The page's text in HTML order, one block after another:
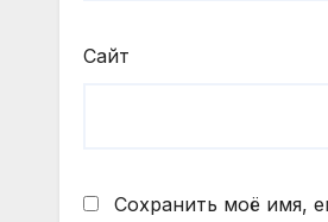
Сайт
Сохранить моё имя,